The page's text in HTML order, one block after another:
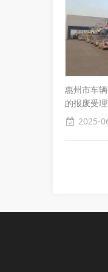
惠州市车
的报废受
2025-